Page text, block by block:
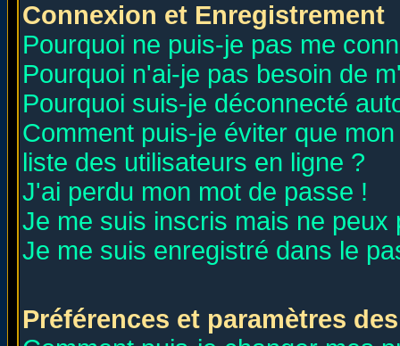
Connexion et Enregistrement
Pourquoi ne puis-je pas me
Pourquoi n'ai-je pas besoin de
Pourquoi suis-je déconnecté
Comment puis-je éviter que
liste des utilisateurs en ligne ?
J'ai perdu mon mot de passe !
Je me suis inscris mais ne peux
Je me suis enregistré dans le
Préférences et paramètres